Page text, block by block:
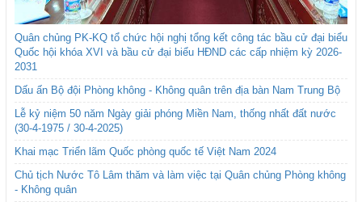
Quân chủng PK-KQ tổ chức hội nghị tổng kết công tác bầu cử đại biểu
Quốc hội khóa XVI và bầu cử đại biểu HĐND các cấp nhiệm kỳ 2026-
2031
Dấu ấn Bộ đội Phòng không - Không quân trên địa bàn Nam Trung Bộ
Lễ kỷ niệm 50 năm Ngày giải phóng Miền Nam, thống nhất đất nước
(30-4-1975 / 30-4-2025)
Khai mạc Triển lãm Quốc phòng quốc tế Việt Nam 2024
Chủ tịch Nước Tô Lâm thăm và làm việc tại Quân chủng Phòng không
- Không quân